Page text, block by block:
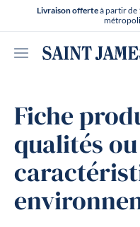
Aller directement au contenu
Livraison offerteà partir de
Ouvrir le menu
Fiche
qualités ou